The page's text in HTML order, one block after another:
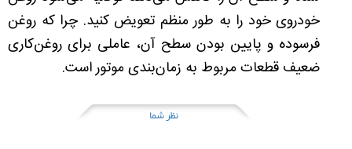
خودروی خود را به طور منظم تعویض کنید. چرا که روغن
فرسوده و پایین بودن سطح آن، عاملی برای روغن‌کاری
ضعیف قطعات مربوط به زمان‌بندی موتور است.
نظر شما